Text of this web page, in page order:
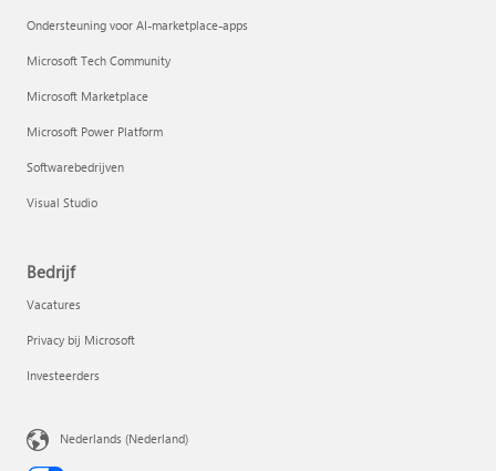
Ondersteuning voor AI-marketplace-apps
Microsoft Tech Community
Microsoft Marketplace
Microsoft Power Platform
Softwarebedrijven
Visual Studio
Bedrijf
Vacatures
Privacy bij Microsoft
Investeerders
Nederlands (Nederland)